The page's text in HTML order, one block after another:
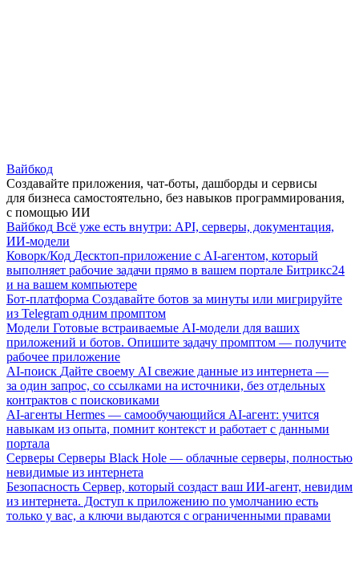
Вайбкод
Создавайте приложения, чат-боты, дашборды и сервисы
для бизнеса самостоятельно, без навыков программирования,
с помощью ИИ
Вайбкод Всё уже есть внутри: API, серверы, документация,
ИИ-модели
Коворк/Код Десктоп-приложение с AI-агентом, который
выполняет рабочие задачи прямо в вашем портале Битрикс24
и на вашем компьютере
Бот-платформа Создавайте ботов за минуты или мигрируйте
из Telegram одним промптом
Модели Готовые встраиваемые AI-модели для ваших
приложений и ботов. Опишите задачу промптом — получите
рабочее приложение
AI-поиск Дайте своему AI свежие данные из интернета —
за один запрос, со ссылками на источники, без отдельных
контрактов с поисковиками
AI-агенты Hermes — самообучающийся AI-агент: учится
навыкам из опыта, помнит контекст и работает с данными
портала
Серверы Серверы Black Hole — облачные серверы, полностью
невидимые из интернета
Безопасность Сервер, который создаст ваш ИИ-агент, невидим
из интернета. Доступ к приложению по умолчанию есть
только у вас, а ключи выдаются с ограниченными правами